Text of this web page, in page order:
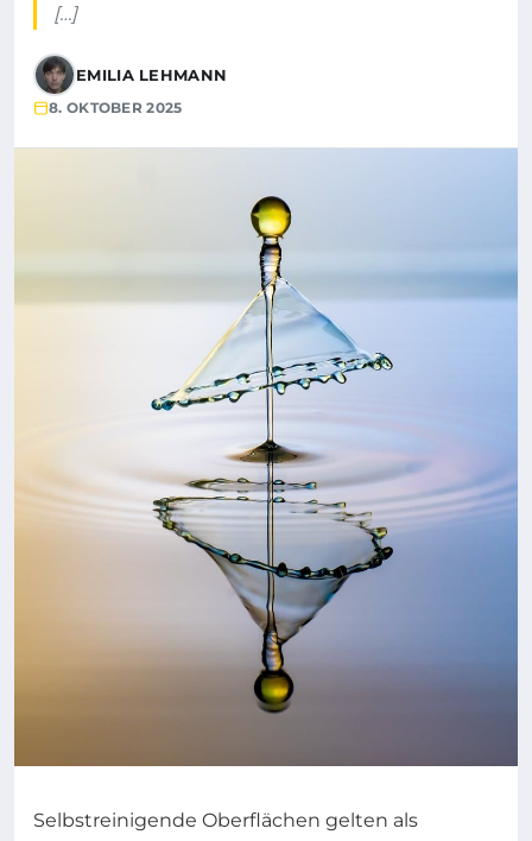
[…]
EMILIA LEHMANN
8. OKTOBER 2025
Selbstreinigende Oberflächen gelten als